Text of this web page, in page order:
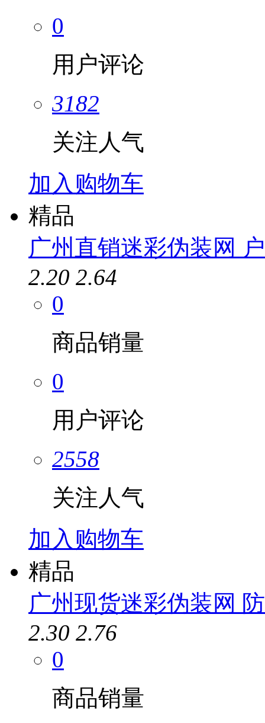
0
用户评论
3182
关注人气
加入购物车
精品
广州直销迷彩伪装网
2.20 2.64
0
商品销量
0
用户评论
2558
关注人气
加入购物车
精品
广州现货迷彩伪装网
2.30 2.76
0
商品销量